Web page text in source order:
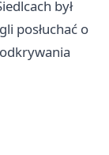
był
posłuchać o